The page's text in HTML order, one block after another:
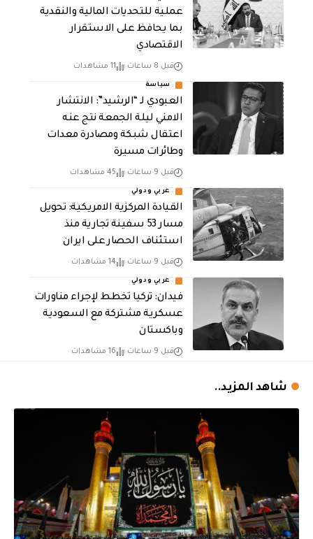
عملية للتحديات المالية والنقدية
بما يحافظ على الاستقرار
الاقتصادي
قبل 8 ساعات 11 مشاهدات
سياسة
العبودي لـ “الرشيد”: الانتشار
الامني ليلة الجمعة نتج عنه
اعتقال شبكة ومصادرة معدات
وطائرات مسيرة
قبل 9 ساعات 45 مشاهدات
عربي ودولي
القيادة المركزية الامريكية: تحويل
مسار 53 سفينة تجارية منذ
استئناف الحصار على ايران
قبل 9 ساعات 14 مشاهدات
عربي ودولي
فيدان: تركيا تخطط لإجراء مناورات
عسكرية مشتركة مع السعودية
وباكستان
قبل 9 ساعات 16 مشاهدات
شاهد المزيد..